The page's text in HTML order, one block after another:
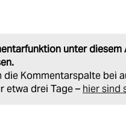
unter diesem
die Kommentarspalte bei
etwa drei Tage – hier sind